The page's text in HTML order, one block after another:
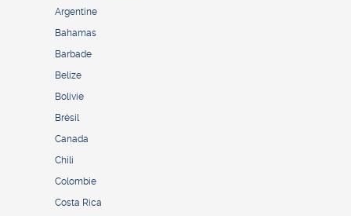
Argentine
Bahamas
Barbade
Belize
Bolivie
Brésil
Canada
Chili
Colombie
Costa Rica